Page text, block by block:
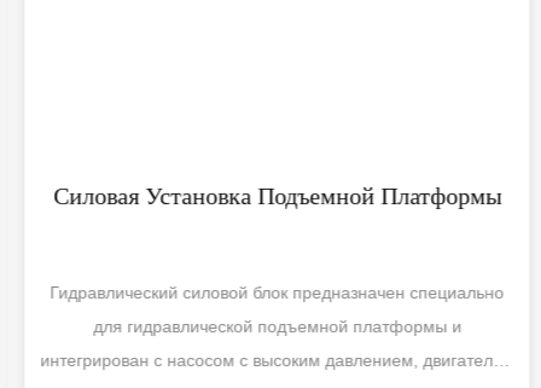
Силовая Установка Подъемной Платформы
Гидравлический силовой блок предназначен специально
для гидравлической подъемной платформы и
интегрирован с насосом с высоким давлением, двигателем